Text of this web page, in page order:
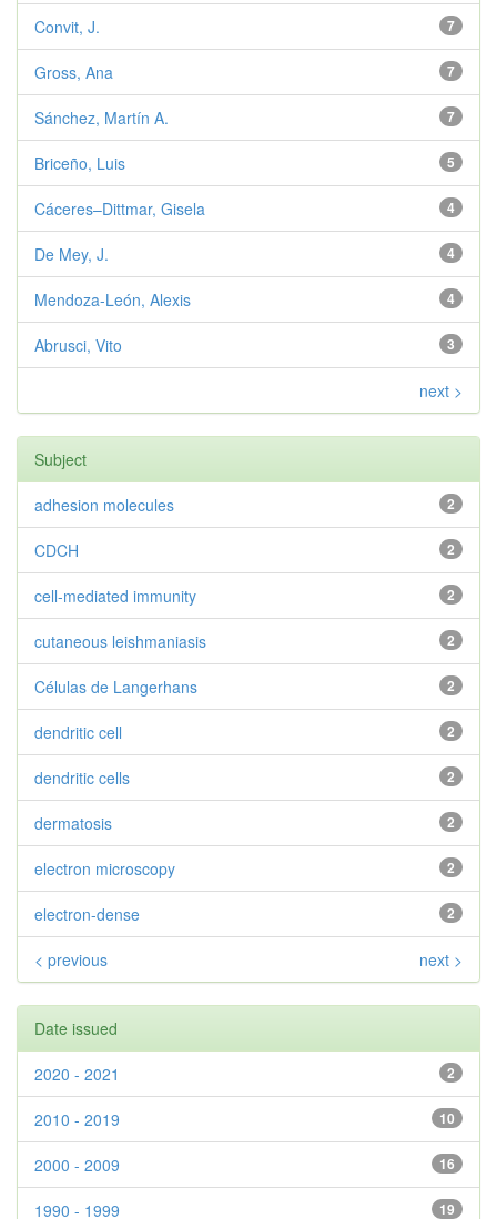
7
Convit, J.
7
Gross, Ana
7
Sánchez, Martín A.
5
Briceño, Luis
4
Cáceres–Dittmar, Gisela
4
De Mey, J.
4
Mendoza-León, Alexis
3
Abrusci, Vito
next >
Subject
2
adhesion molecules
2
CDCH
2
cell-mediated immunity
2
cutaneous leishmaniasis
2
Células de Langerhans
2
dendritic cell
2
dendritic cells
2
dermatosis
2
electron microscopy
2
electron-dense
< previous next >
Date issued
2
2020 - 2021
10
2010 - 2019
16
2000 - 2009
19
1990 - 1999